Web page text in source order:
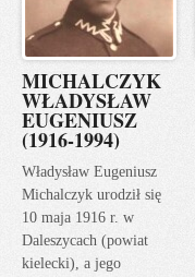
MICHALCZYK
WŁADYSŁAW
EUGENIUSZ
(1916-1994)
Władysław Eugeniusz
Michalczyk urodził się
10 maja 1916 r. w
Daleszycach (powiat
kielecki), a jego